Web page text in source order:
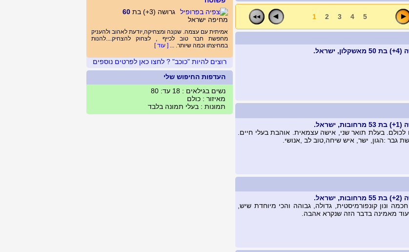
1 2 3 4 5
ישראל.
ישראל.
לכולם. בעלת תואר שני, אישה עצמאית. אוהבת בעלי חיים.
גבר :הגון, ישר, איש שיחה,טוב לב ,אנושי.
ישראל.
ונון קונפורמיסטית, גדולה, גבוהה והכי מיוחדת שיש,
מאמינה בדבר הזה שנקרא אהבה.
גרושה (3+) בת
60
מחיפה ישראל
אמיתית עם עצמה. שנןנה ומצחיקה,יודעת לאהוב ולהעניק
מחפשת חבר טוב לכייף , לצחוק להצחיק....להנות
במחיצתו וכמה שיותר. ... [ עוד ]
רוצים להיות "כוכב" ? לחצו כאן לפרטים נוספים
העדפות החיפוש שלי
נשים בגילאים : 18 עד: 80
מאיזור : כולם
תמונות : בעלי תמונה בלבד